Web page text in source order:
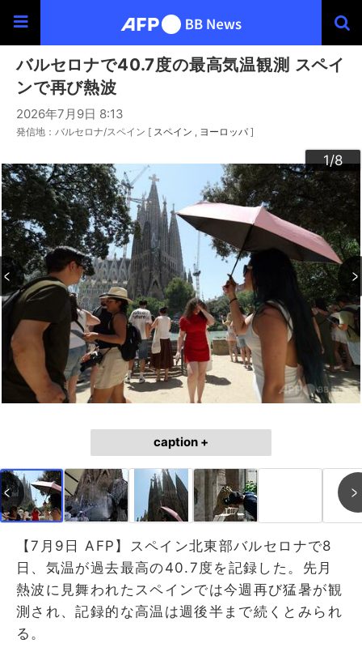
バルセロナで40.7度の最高気温観測 スペイ
ンで再び熱波
2026年7月9日 8:13
発信地：バルセロナ/スペイン [ スペイン ヨーロッパ ]
1/8
2/8
3/8
4/8
5/8
6/8
7/8
8/8
caption +
【7月9日 AFP】スペイン北東部バルセロナで8
日、気温が過去最高の40.7度を記録した。先月
熱波に見舞われたスペインでは今週再び猛暑が観
測され、記録的な高温は週後半まで続くとみられ
る。